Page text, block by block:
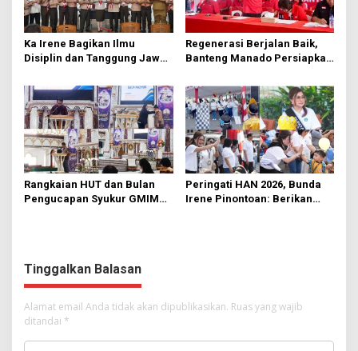
Ka Irene Bagikan Ilmu
Disiplin dan Tanggung Jawab
Manado
Regenerasi Berjalan Baik,
Banteng Manado Persiapkan
Rumput
Rangkaian HUT dan Bulan
Pengucapan Syukur GMIM
Peringati HAN 2026, Bunda
Irene Pinontoan: Berikan
Tinggalkan Balasan
Alamat email Anda tidak akan dipublikasikan. Ruas yang wajib
ditandai *